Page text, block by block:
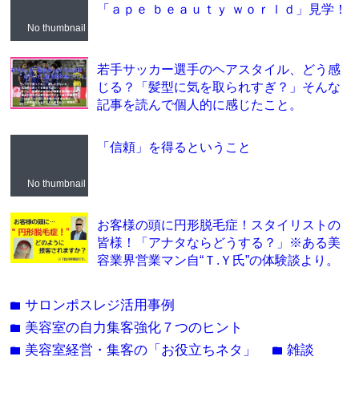
No thumbnail
「ａｐｅ ｂｅａｕｔｙ ｗｏｒｌｄ」見学！
若手サッカー選手のヘアスタイル、どう感
じる？「髪型に気を取られすぎ？」そんな
記事を読んで個人的に感じたこと。
No thumbnail
「信頼」を得るということ
お客様の頭に円形脱毛症！スタイリストの
皆様！「アナタならどうする？」※ある美
容業界営業マン自“Ｔ.Ｙ氏”の体験談より。
folderサロンポスレジ活用事例
folder 美容室の自力集客強化７つのヒント
folder 美容室経営・集客の「お役立ちネタ」 folder雑談